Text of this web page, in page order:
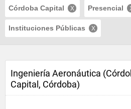
Córdoba Capital Presencial
Instituciones Públicas
Ingeniería Aeronáutica
Capital, Córdoba)